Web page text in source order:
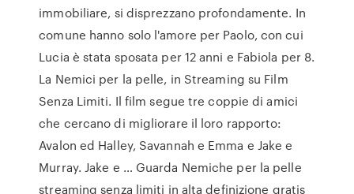
immobiliare, si disprezzano profondamente. In
comune hanno solo l'amore per Paolo, con cui
Lucia è stata sposata per 12 anni e Fabiola per 8.
La Nemici per la pelle, in Streaming su Film
Senza Limiti. Il film segue tre coppie di amici
che cercano di migliorare il loro rapporto:
Avalon ed Halley, Savannah e Emma e Jake e
Murray. Jake e … Guarda Nemiche per la pelle
streaming senza limiti in alta definizione gratis